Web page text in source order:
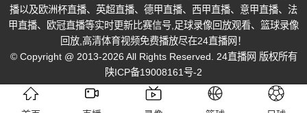
播以及欧洲杯直播、英超直播、德甲直播、西甲直播、意甲直播、法
甲直播、欧冠直播等实时更新比赛信号,足球录像回放观看、篮球录像
回放,高清体育视频免费播放尽在24直播网！
© Copyright @ 2013-2026 All Rights Reserved. 24直播网 版权所有
陕ICP备19008161号-2